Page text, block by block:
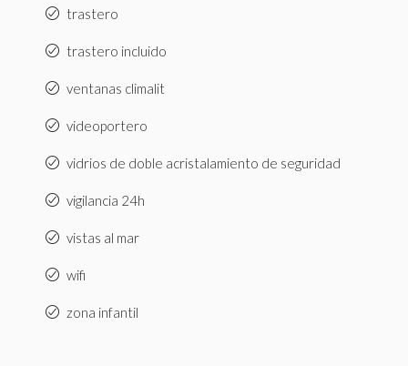
trastero
trastero incluido
ventanas climalit
videoportero
vidrios de doble acristalamiento de seguridad
vigilancia 24h
vistas al mar
wifi
zona infantil